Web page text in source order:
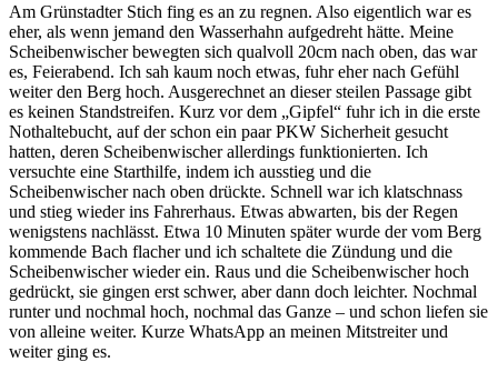
Am Grünstadter Stich fing es an zu regnen. Also eigentlich war es
eher, als wenn jemand den Wasserhahn aufgedreht hätte. Meine
Scheibenwischer bewegten sich qualvoll 20cm nach oben, das war
es, Feierabend. Ich sah kaum noch etwas, fuhr eher nach Gefühl
weiter den Berg hoch. Ausgerechnet an dieser steilen Passage gibt
es keinen Standstreifen. Kurz vor dem „Gipfel“ fuhr ich in die erste
Nothaltebucht, auf der schon ein paar PKW Sicherheit gesucht
hatten, deren Scheibenwischer allerdings funktionierten. Ich
versuchte eine Starthilfe, indem ich ausstieg und die
Scheibenwischer nach oben drückte. Schnell war ich klatschnass
und stieg wieder ins Fahrerhaus. Etwas abwarten, bis der Regen
wenigstens nachlässt. Etwa 10 Minuten später wurde der vom Berg
kommende Bach flacher und ich schaltete die Zündung und die
Scheibenwischer wieder ein. Raus und die Scheibenwischer hoch
gedrückt, sie gingen erst schwer, aber dann doch leichter. Nochmal
runter und nochmal hoch, nochmal das Ganze – und schon liefen sie
von alleine weiter. Kurze WhatsApp an meinen Mitstreiter und
weiter ging es.